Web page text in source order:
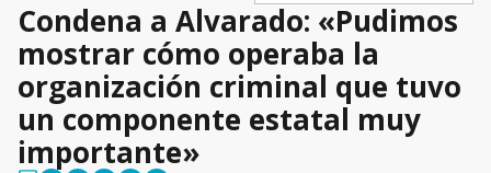
Condena a Alvarado: «Pudimos
mostrar cómo operaba la
organización criminal que tuvo
un componente estatal muy
importante»